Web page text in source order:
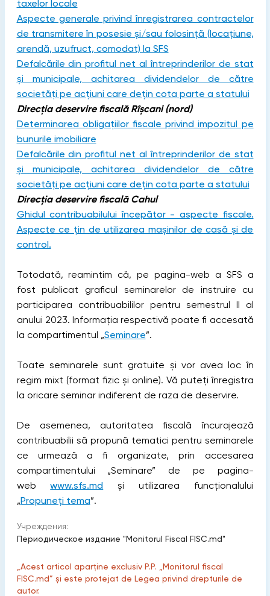
taxelor locale
Aspecte generale privind înregistrarea contractelor
de transmitere în posesie și/sau folosință (locațiune,
arendă, uzufruct, comodat) la SFS
Defalcările din profitul net al întreprinderilor de stat
și municipale, achitarea dividendelor de către
societăți pe acțiuni care dețin cota parte a statului
Direcția deservire fiscală Rîșcani (nord)
Determinarea obligațiilor fiscale privind impozitul pe
bunurile imobiliare
Defalcările din profitul net al întreprinderilor de stat
și municipale, achitarea dividendelor de către
societăți pe acțiuni care dețin cota parte a statului
Direcția deservire fiscală Cahul
Ghidul contribuabilului începător - aspecte fiscale.
Aspecte ce țin de utilizarea mașinilor de casă și de
control.
Totodată, reamintim că, pe pagina-web a SFS a
fost publicat graficul seminarelor de instruire cu
participarea contribuabililor pentru semestrul II al
anului 2023. Informația respectivă poate fi accesată
la compartimentul „Seminare”.
Toate seminarele sunt gratuite și vor avea loc în
regim mixt (format fizic și online). Vă puteți înregistra
la oricare seminar indiferent de raza de deservire.
De asemenea, autoritatea fiscală încurajează
contribuabilii să propună tematici pentru seminarele
ce urmează a fi organizate, prin accesarea
compartimentului „Seminare” de pe pagina-
webwww.sfs.md și utilizarea funcționalului
„Propuneți tema”.
Учреждения:
Периодическое издание "Monitorul Fiscal FISC.md"
„Acest articol aparține exclusiv P.P. „Monitorul fiscal
FISC.md” și este protejat de Legea privind drepturile de
autor.